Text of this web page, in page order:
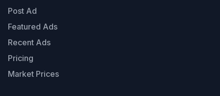
Post Ad
Featured Ads
Recent Ads
Pricing
Market Prices